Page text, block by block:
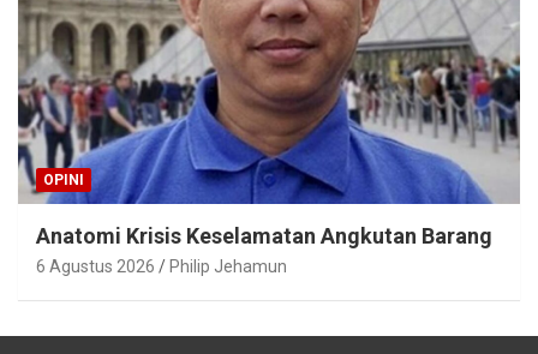
OPINI
Anatomi Krisis Keselamatan Angkutan Barang
6 Agustus 2026 Philip Jehamun